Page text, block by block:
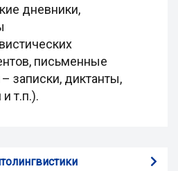
дневники,
письменные
записки, диктанты,
т.п.).